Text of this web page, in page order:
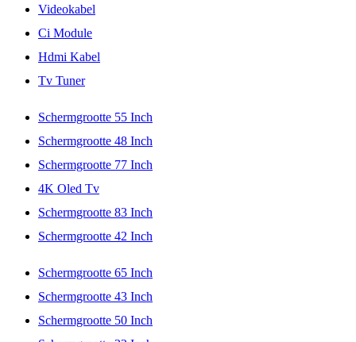
Videokabel
Ci Module
Hdmi Kabel
Tv Tuner
Schermgrootte 55 Inch
Schermgrootte 48 Inch
Schermgrootte 77 Inch
4K Oled Tv
Schermgrootte 83 Inch
Schermgrootte 42 Inch
Schermgrootte 65 Inch
Schermgrootte 43 Inch
Schermgrootte 50 Inch